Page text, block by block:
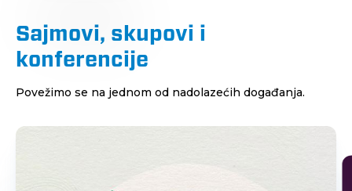
Sajmovi, skupovi i
konferencije
Povežimo se na jednom od nadolazećih događanja.